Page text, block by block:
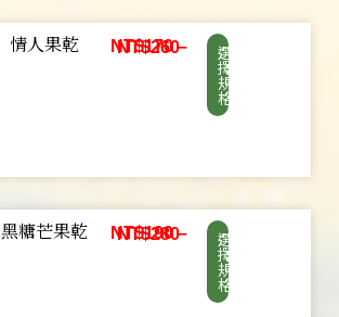
情人果乾 NT$170–
NT$260 選
擇
規
格
黑糖芒果乾 NT$190–
NT$280 選
擇
規
格